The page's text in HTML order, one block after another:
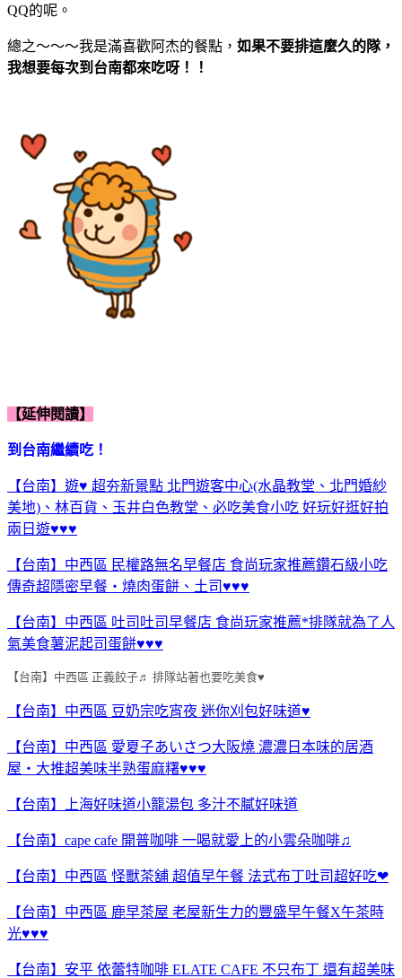
QQ的呢。
總之～～～我是滿喜歡阿杰的餐點， 如果不要排這麼久的隊，
我想要每次到台南都來吃呀！！
【延伸閱讀】
到台南繼續吃！
【台南】遊♥ 超夯新景點 北門遊客中心(水晶教堂、北門婚紗
美地)、林百貨、玉井白色教堂、必吃美食小吃 好玩好逛好拍
兩日遊♥♥♥
【台南】中西區 民權路無名早餐店 食尚玩家推薦鑽石級小吃
傳奇超隱密早餐‧燒肉蛋餅、土司♥♥♥
【台南】中西區 吐司吐司早餐店 食尚玩家推薦*排隊就為了人
氣美食薯泥起司蛋餅♥♥♥
【台南】中西區 正義餃子♬ 排隊站著也要吃美食♥
【台南】中西區 豆奶宗吃宵夜 迷你刈包好味道♥
【台南】中西區 愛夏子あいさつ大阪燒 濃濃日本味的居酒
屋‧大推超美味半熟蛋麻糬♥♥♥
【台南】上海好味道小籠湯包 多汁不膩好味道
【台南】cape cafe 開普咖啡 一喝就愛上的小雲朵咖啡♫
【台南】中西區 怪獸茶舖 超值早午餐 法式布丁吐司超好吃❤
【台南】中西區 鹿早茶屋 老屋新生力的豐盛早午餐X午茶時
光♥♥♥
【台南】安平 依蕾特咖啡 ELATE CAFE 不只布丁 還有超美味